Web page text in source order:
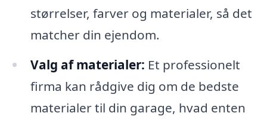
størrelser, farver og materialer, så det
matcher din ejendom.
Valg af materialer: Et professionelt
firma kan rådgive dig om de bedste
materialer til din garage, hvad enten